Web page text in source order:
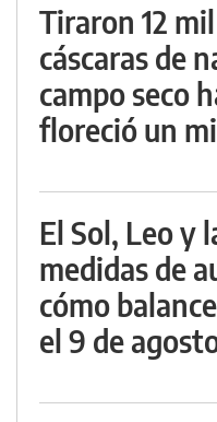
Tiraron 12
cáscaras de
campo seco
floreció un
El Sol, Leo y
medidas de
cómo
el 9 de